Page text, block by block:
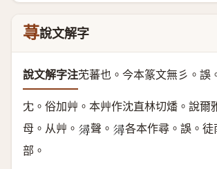
荨說文解字
說文解字注䒞蕃也。 今本篆文無彡。誤
冘。俗加艸。本艸作沈直林切燔。說爾
母。 从艸。 𢒫 聲。 𢒫 各本作尋。誤。
部。